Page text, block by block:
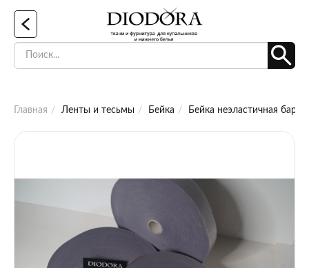
Главная Ленты и тесьмы Бейка Бейка неэластичная